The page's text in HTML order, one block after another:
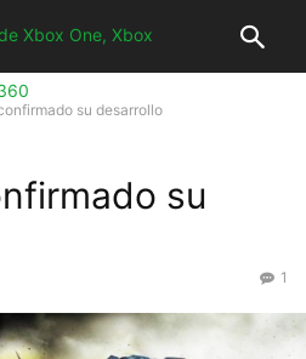
su desarrollo
su
1